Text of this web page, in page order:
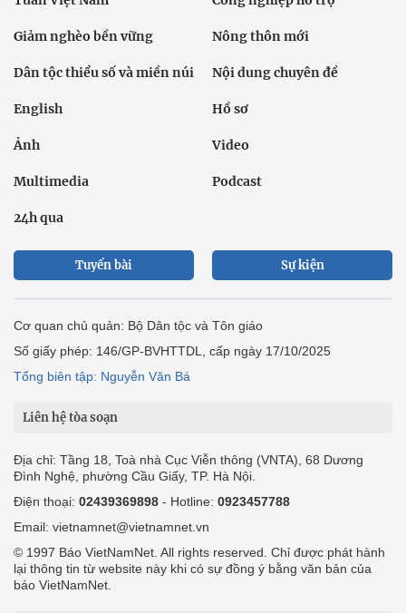
Giảm nghèo bền vững Nông thôn mới
Dân tộc thiểu số và miền núi Nội dung chuyên đề
English Hồ sơ
Ảnh Video
Multimedia Podcast
24h qua
Tuyến bài Sự kiện
Cơ quan chủ quản: Bộ Dân tộc và Tôn giáo
Số giấy phép: 146/GP-BVHTTDL, cấp ngày 17/10/2025
Tổng biên tập: Nguyễn Văn Bá
Liên hệ tòa soạn
Địa chỉ: Tầng 18, Toà nhà Cục Viễn thông (VNTA), 68 Dương
Đình Nghệ, phường Cầu Giấy, TP. Hà Nội.
Điện thoại: 02439369898 - Hotline: 0923457788
Email: vietnamnet@vietnamnet.vn
© 1997 Báo VietNamNet. All rights reserved. Chỉ được phát hành
lại thông tin từ website này khi có sự đồng ý bằng văn bản của
báo VietNamNet.